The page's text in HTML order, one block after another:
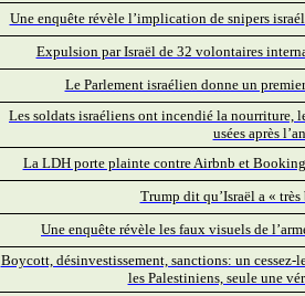
Une enquête révèle l’implication de snipers
Expulsion par Israël de 32 volontaires
Le Parlement israélien donne un
Les soldats israéliens ont incendié la nourriture,
usées après
La LDH porte plainte contre Airbnb et
Trump dit qu’Israël a «
Une enquête révèle les faux visuels de
Boycott, désinvestissement, sanctions: un
les Palestiniens, seule une